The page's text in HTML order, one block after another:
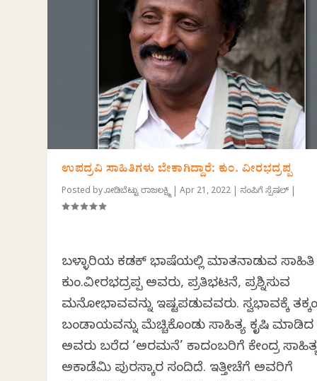
ಉಪದ್ರವಿ ಸಾಹಿತಿಗಳು ಬೇಕಾಗಿದ್ದಾರೆ: ಕುಂ. ವೀರಭದ್ರಪ್ಪ
Posted byಕೋಡಿಬೆಟ್ಟು ರಾಜಲಕ್ಷ್ಮಿ|Apr 21, 2022 ಸಂಪಿಗೆ ಸ್ಪೆಷಲ್
ಬಳ್ಳಾರಿಯ ಕಡಕ್ ಭಾಷೆಯಲ್ಲಿ ಮಾತನಾಡುವ ಸಾಹಿತಿ
ಕುಂ.ವೀರಭದ್ರಪ್ಪ ಅವರು, ಪ್ರತಿಭಟನೆ, ಪ್ರಶ್ನಿಸುವ
ಮನೋಭಾವವನ್ನು ಇಷ್ಟಪಡುವವರು. ಸ್ವಭಾವಕ್ಕೆ
ಬಂಡಾಯವನ್ನು ಮೆಚ್ಚಿಕೊಂಡು ಸಾಹಿತ್ಯ ಕೃಷಿ ಮಾಡಿದ
ಅವರು ಬರೆದ ‘ಅರಮನೆ’ ಕಾದಂಬರಿಗೆ ಕೇಂದ್ರ
ಅಕಾಡೆಮಿ ಪುರಸ್ಕಾರ ಸಂದಿದೆ. ಇತ್ತೀಚೆಗೆ ಅವರಿಗೆ